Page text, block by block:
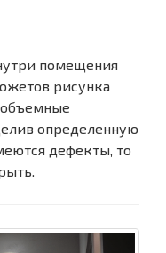
помещения
рисунка
объемные
определенную
дефекты, то